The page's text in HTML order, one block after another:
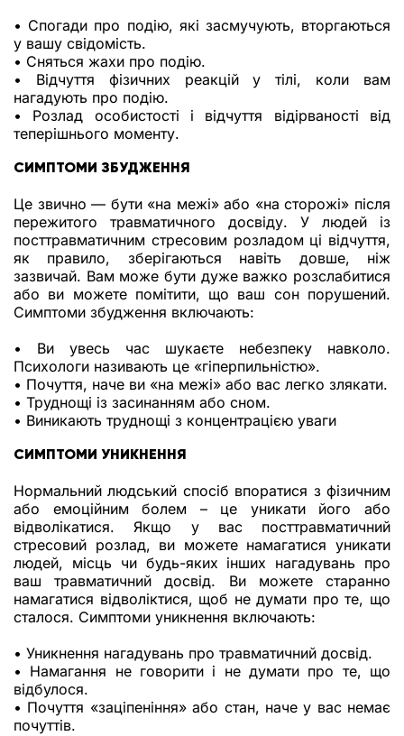
• Спогади про подію, які засмучують, вторгаються
у вашу свідомість.
• Сняться жахи про подію.
• Відчуття фізичних реакцій у тілі, коли вам
нагадують про подію.
• Розлад особистості і відчуття відірваності від
теперішнього моменту.
СИМПТОМИ ЗБУДЖЕННЯ
Це звично — бути «на межі» або «на сторожі» після
пережитого травматичного досвіду. У людей із
посттравматичним стресовим розладом ці відчуття,
як правило, зберігаються навіть довше, ніж
зазвичай. Вам може бути дуже важко розслабитися
або ви можете помітити, що ваш сон порушений.
Симптоми збудження включають:
• Ви увесь час шукаєте небезпеку навколо.
Психологи називають це «гіперпильністю».
• Почуття, наче ви «на межі» або вас легко злякати.
• Труднощі із засинанням або сном.
• Виникають труднощі з концентрацією уваги
СИМПТОМИ УНИКНЕННЯ
Нормальний людський спосіб впоратися з фізичним
або емоційним болем – це уникати його або
відволікатися. Якщо у вас посттравматичний
стресовий розлад, ви можете намагатися уникати
людей, місць чи будь-яких інших нагадувань про
ваш травматичний досвід. Ви можете старанно
намагатися відволіктися, щоб не думати про те, що
сталося. Симптоми уникнення включають:
• Уникнення нагадувань про травматичний досвід.
• Намагання не говорити і не думати про те, що
відбулося.
• Почуття «заціпеніння» або стан, наче у вас немає
почуттів.